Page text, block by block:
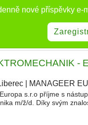
nové příspěvky e-
-
| MANAGEER
s.r.o příjme s
m/ž/d. Díky svým